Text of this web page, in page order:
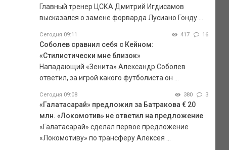
Главный тренер ЦСКА Дмитрий Игдисамов
высказался о замене форварда Лусиано Гонду ...
Сегодня 09:11 417 16
Соболев сравнил себя с Кейном:
«Стилистически мне близок»
Нападающий «Зенита» Александр Соболев
ответил, за игрой какого футболиста он ...
Сегодня 09:08 380 3
«Галатасарай» предложил за Батракова € 20
млн. «Локомотив» не ответил на предложение
«Галатасарай» сделал первое предложение
«Локомотиву» по трансферу Алексея ...